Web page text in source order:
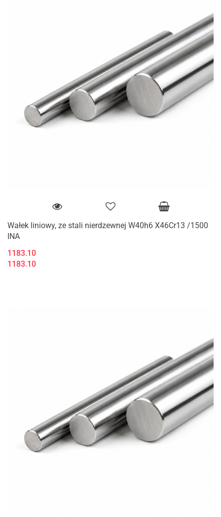
Wałek liniowy, ze stali nierdzewnej W40h6 X46Cr13 /1500
INA
1183.10
1183.10